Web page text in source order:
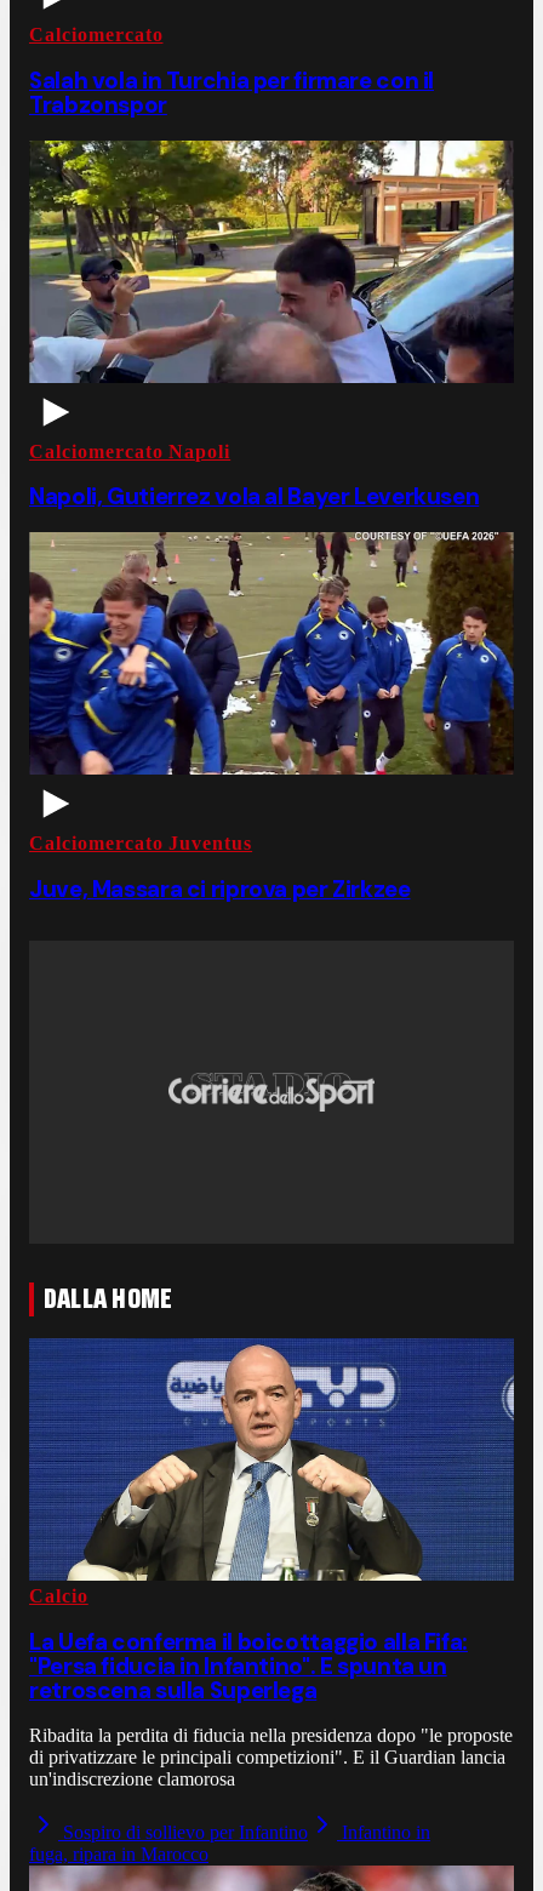
Calciomercato
Salah vola in Turchia per firmare con il
Trabzonspor
Calciomercato Napoli
Napoli, Gutierrez vola al Bayer Leverkusen
Calciomercato Juventus
Juve, Massara ci riprova per Zirkzee
DALLA HOME
Calcio
La Uefa conferma il boicottaggio alla Fifa:
"Persa fiducia in Infantino". E spunta un
retroscena sulla Superlega
Ribadita la perdita di fiducia nella presidenza dopo "le proposte
di privatizzare le principali competizioni". E il Guardian lancia
un'indiscrezione clamorosa
Sospiro di sollievo per Infantino
Infantino in
fuga, ripara in Marocco